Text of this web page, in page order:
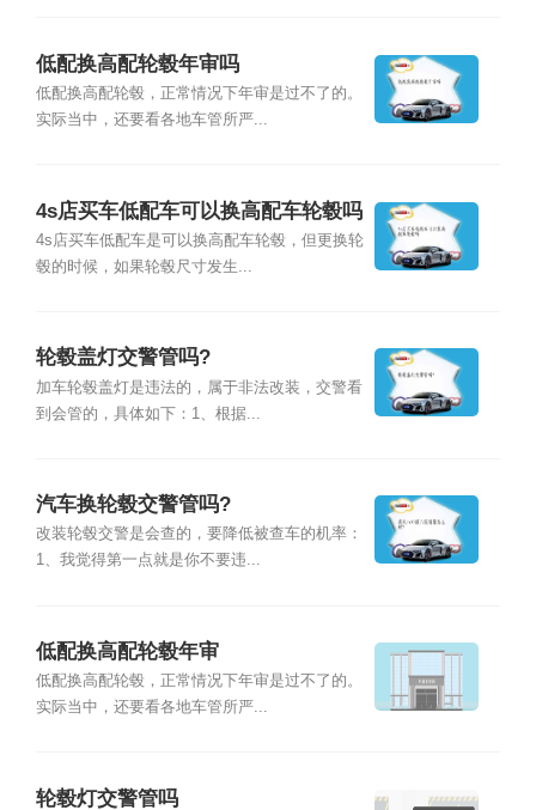
低配换高配轮毂年审吗
低配换高配轮毂，正常情况下年审是过不了的。
实际当中，还要看各地车管所严...
4s店买车低配车可以换高配车轮毂吗
4s店买车低配车是可以换高配车轮毂，但更换轮
毂的时候，如果轮毂尺寸发生...
轮毂盖灯交警管吗?
加车轮毂盖灯是违法的，属于非法改装，交警看
到会管的，具体如下：1、根据...
汽车换轮毂交警管吗?
改装轮毂交警是会查的，要降低被查车的机率：
1、我觉得第一点就是你不要违...
低配换高配轮毂年审
低配换高配轮毂，正常情况下年审是过不了的。
实际当中，还要看各地车管所严...
轮毂灯交警管吗